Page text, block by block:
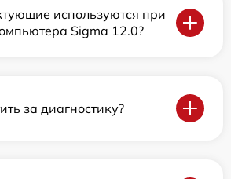
используются при
Sigma 12.0?
за диагностику?